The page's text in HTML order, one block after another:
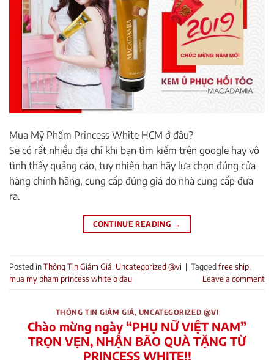
Mua Mỹ Phẩm Princess White HCM ở đâu?
Sẽ có rất nhiều địa chỉ khi bạn tìm kiếm trên google hay vô
tình thấy quảng cáo, tuy nhiên bạn hãy lựa chọn đúng cửa
hàng chính hãng, cung cấp đúng giá do nhà cung cấp đưa
ra.
CONTINUE READING →
Posted inThông Tin Giảm Giá, Uncategorized @vi | Taggedfree ship,
mua my pham princess white o dau
Leave a comment
THÔNG TIN GIẢM GIÁ, UNCATEGORIZED @VI
Chào mừng ngày “PHỤ NỮ VIỆT NAM”
TRỌN VẸN, NHẬN BÃO QUÀ TẶNG TỪ
PRINCESS WHITE!!